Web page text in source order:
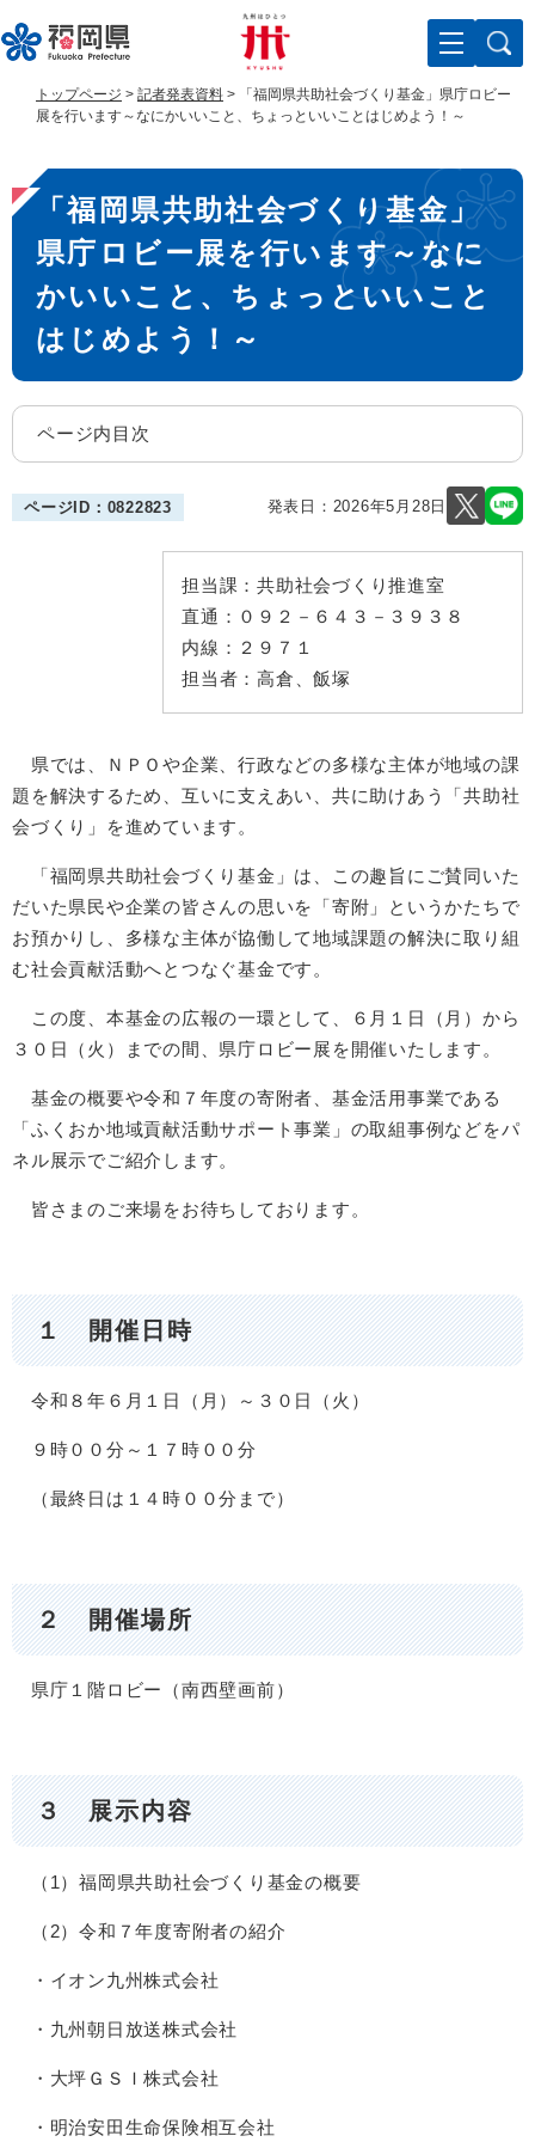
ー
ジ
す
。
ニ
ュ
し
て
トップページ > 記者発表資料 >
「福岡県共助社会づくり基金」県庁ロビー
展を行います～なにかいいこと、ちょっといいことはじめよう！～
本
文
「福岡県共助社会づくり基金」
県庁ロビー展を行います～なに
かいいこと、ちょっといいこと
はじめよう！～
ページ内目次
ページID：0822823 発表日： 2026年5月28日
担当課： 共助社会づくり推進室
直通： ０９２－６４３－３９３８
内線： ２９７１
担当者： 高倉、飯塚
県では、ＮＰＯや企業、行政などの多様な主体が地域の課
題を解決するため、互いに支えあい、共に助けあう「共助社
会づくり」を進めています。
「福岡県共助社会づくり基金」は、この趣旨にご賛同いた
だいた県民や企業の皆さんの思いを「寄附」というかたちで
お預かりし、多様な主体が協働して地域課題の解決に取り組
む社会貢献活動へとつなぐ基金です。
この度、本基金の広報の一環として、６月１日（月）から
３０日（火）までの間、県庁ロビー展を開催いたします。
基金の概要や令和７年度の寄附者、基金活用事業である
「ふくおか地域貢献活動サポート事業」の取組事例などをパ
ネル展示でご紹介します。
皆さまのご来場をお待ちしております。
１ 開催日時
令和８年６月１日（月）～３０日（火）
９時００分～１７時００分
（最終日は１４時００分まで） ​
２ 開催場所
県庁１階ロビー（南西壁画前）
３ 展示内容
（1）福岡県共助社会づくり基金の概要
（2）令和７年度寄附者の紹介
・イオン九州株式会社
・九州朝日放送株式会社
・大坪ＧＳＩ株式会社
・明治安田生命保険相互会社